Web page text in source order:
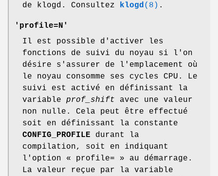
de klogd. Consultez klogd(8) .
'profile=N'
Il est possible d'activer les
fonctions de suivi du noyau si l'on
désire s'assurer de l'emplacement où
le noyau consomme ses cycles CPU. Le
suivi est activé en définissant la
variable prof_shift avec une valeur
non nulle. Cela peut être effectué
soit en définissant la constante
CONFIG_PROFILE durant la
compilation, soit en indiquant
l'option « profile= » au démarrage.
La valeur reçue par la variable